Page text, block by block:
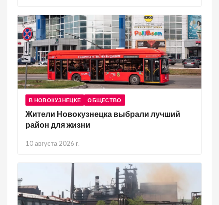
В НОВОКУЗНЕЦКЕ ОБЩЕСТВО
Жители Новокузнецка выбрали лучший
район для жизни
10 августа 2026 г.